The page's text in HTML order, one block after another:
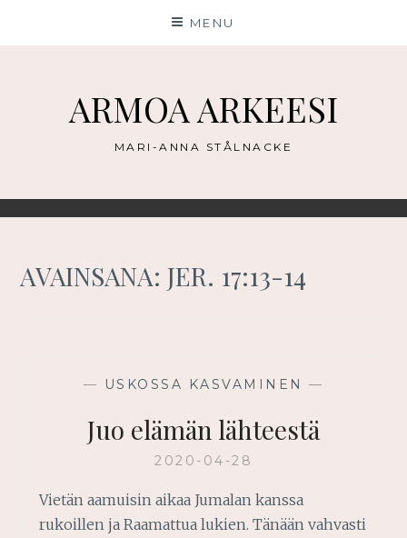
MENU
ARMOA ARKEESI
MARI-ANNA STÅLNACKE
AVAINSANA:JER. 17:13-14
— USKOSSA KASVAMINEN —
Juo elämän lähteestä
2020-04-28
Vietän aamuisin aikaa Jumalan kanssa
rukoillen ja Raamattua lukien. Tänään vahvasti